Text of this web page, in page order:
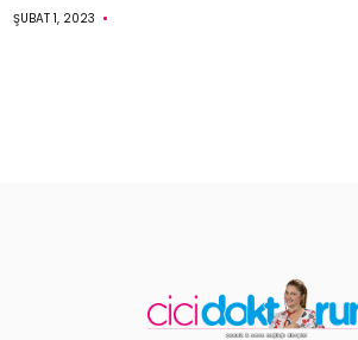
ŞUBAT 1, 2023